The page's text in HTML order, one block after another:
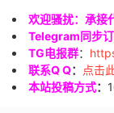
欢迎骚扰：承接
Telegram同步
TG电报群：
联系Q Q：
点击
本站投稿方式：